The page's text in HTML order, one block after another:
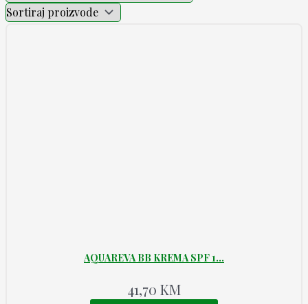
AQUAREVA BB KREMA SPF 1...
41,70 KM